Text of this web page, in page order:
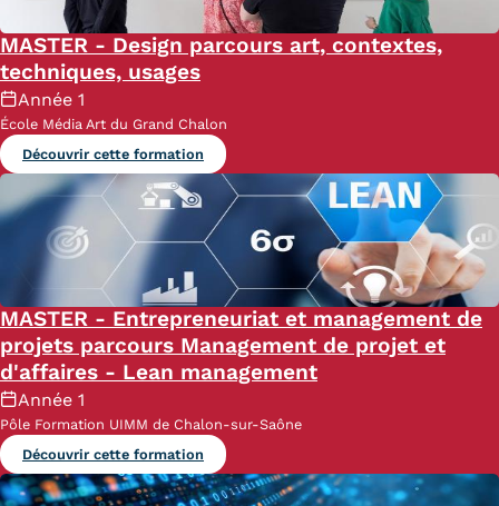
MASTER - Design parcours art, contextes,
techniques, usages
Année 1
École Média Art du Grand Chalon
Découvrir cette formation
MASTER - Entrepreneuriat et management de
projets parcours Management de projet et
d'affaires - Lean management
Année 1
Pôle Formation UIMM de Chalon-sur-Saône
Découvrir cette formation